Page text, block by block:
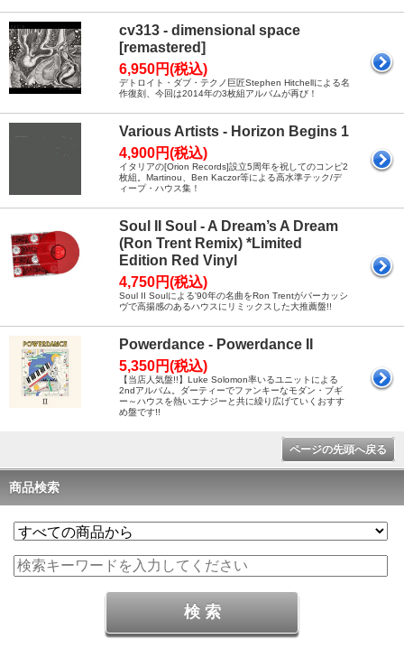
cv313 - dimensional space
[remastered]
6,950円(税込)
デトロイト・ダブ・テクノ巨匠Stephen Hitchellによる名
作復刻、今回は2014年の3枚組アルバムが再び！
Various Artists - Horizon Begins 1
4,900円(税込)
イタリアの[Orion Records]設立5周年を祝してのコンピ2
枚組。Martinou、Ben Kaczor等による高水準テック/デ
ィープ・ハウス集！
Soul II Soul - A Dream’s A Dream
(Ron Trent Remix) *Limited
Edition Red Vinyl
4,750円(税込)
Soul II Soulによる'90年の名曲をRon Trentがパーカッシ
ヴで高揚感のあるハウスにリミックスした大推薦盤!!
Powerdance - Powerdance II
5,350円(税込)
【当店人気盤!!】Luke Solomon率いるユニットによる
2ndアルバム。ダーティーでファンキーなモダン・ブギ
ー～ハウスを熱いエナジーと共に繰り広げていくおすす
め盤です!!
ページの先頭へ戻る
商品検索